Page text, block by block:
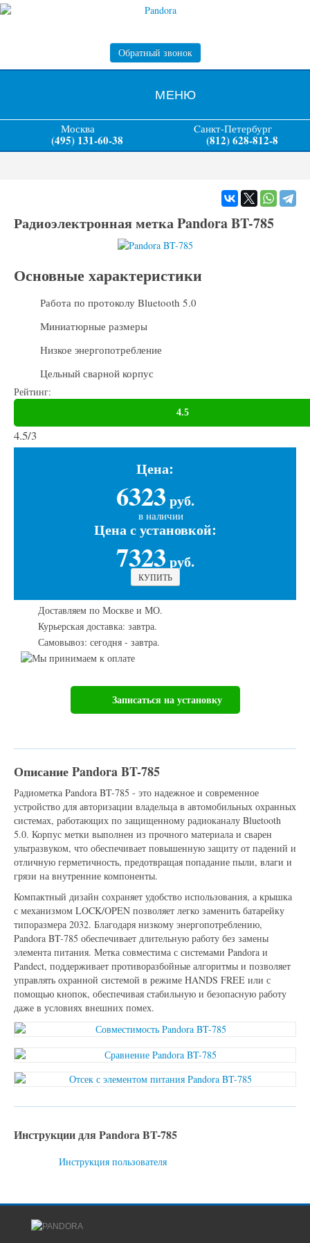
Обратный звонок
МЕНЮ
Москва
(495) 131-60-38
Cанкт-Петербург
(812) 628-812-8
Радиоэлектронная метка Pandora BT-785
Основные характеристики
Работа по протоколу Bluetooth 5.0
Миниатюрные размеры
Низкое энергопотребление
Цельный сварной корпус
Рейтинг:
4.5/3
Цена:
6323 руб.
в наличии
Цена с установкой:
7323 руб.
КУПИТЬ
Доставляем по Москве и МО.
Курьерская доставка: завтра.
Самовывоз: сегодня - завтра.
Записаться на установку
Описание Pandora BT-785
Радиометка Pandora BT-785 - это надежное и современное
устройство для авторизации владельца в автомобильных охранных
системах, работающих по защищенному радиоканалу Bluetooth
5.0. Корпус метки выполнен из прочного материала и сварен
ультразвуком, что обеспечивает повышенную защиту от падений и
отличную герметичность, предотвращая попадание пыли, влаги и
грязи на внутренние компоненты.
Компактный дизайн сохраняет удобство использования, а крышка
с механизмом LOCK/OPEN позволяет легко заменить батарейку
типоразмера 2032. Благодаря низкому энергопотреблению,
Pandora BT-785 обеспечивает длительную работу без замены
элемента питания. Метка совместима с системами Pandora и
Pandect, поддерживает противоразбойные алгоритмы и позволяет
управлять охранной системой в режиме HANDS FREE или с
помощью кнопок, обеспечивая стабильную и безопасную работу
даже в условиях внешних помех.
Инструкции для Pandora BT-785
Инструкция пользователя